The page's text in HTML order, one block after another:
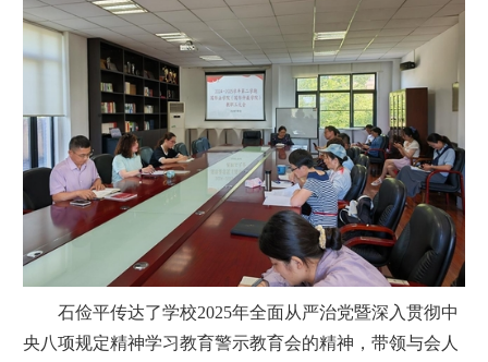
石俭平传达了学校2025年全面从严治党暨深入贯彻中
央八项规定精神学习教育警示教育会的精神，带领与会人